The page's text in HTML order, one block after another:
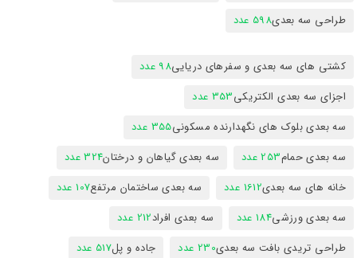
طراحی سه بعدی598 عدد
کشتی های سه بعدی و سفرهای دریایی98 عدد
اجزای سه بعدی الکتریکی353 عدد
سه بعدی بلوک های نگهدارنده مسکونی355 عدد
سه بعدی حمام253 عدد سه بعدی گیاهان و درختان324 عدد
خانه های سه بعدی1612 عدد سه بعدی ساختمان مرتفع107 عدد
سه بعدی ورزشی184 عدد سه بعدی افراد212 عدد
طراحی تریدی بافت سه بعدی230 عدد جاده و پل517 عدد